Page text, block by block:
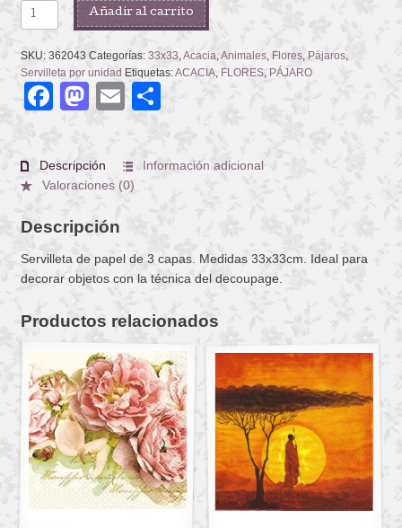
WISTERIA
LILAC
cantidad
Añadir al carrito
SKU: 362043 Categorías: 33x33 Acacia Animales, Flores, Pájaros,
Servilleta por unidad Etiquetas:ACACIA, FLORES, PÁJARO
Facebook
Mastodon
EmailCompartir
Descripción
Información adicional
Valoraciones (0)
Descripción
Servilleta de papel de 3 capas. Medidas 33x33cm. Ideal para
decorar objetos con la técnica del decoupage.
Productos relacionados